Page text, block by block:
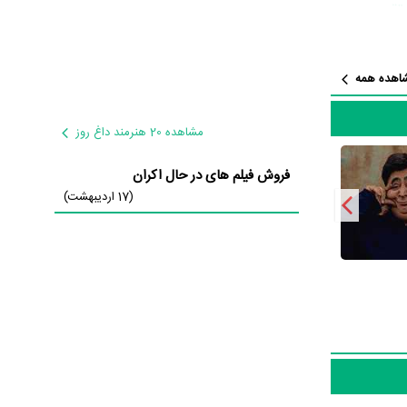
از این
بازیگری دیو
،رامین
مشغول
همه
مشاهده 20 هنرمند داغ روز
فروش فیلم های در حال اکران
(17 اردیبهشت)